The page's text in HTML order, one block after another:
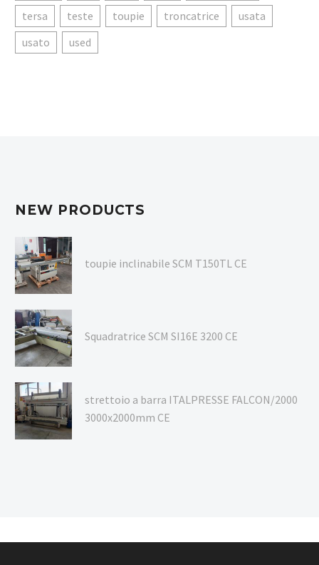
tersa
teste toupie troncatrice
usata
usato
used
NEW PRODUCTS
toupie inclinabile SCM T150TL CE
Squadratrice SCM SI16E 3200 CE
strettoio a barra ITALPRESSE FALCON/2000
3000x2000mm CE